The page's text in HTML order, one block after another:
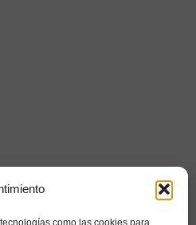
como las cookies para